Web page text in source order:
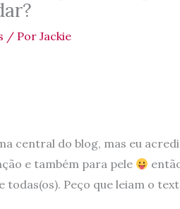
/ Por Jackie
central do blog, mas eu
e também para pele
Peço que leiam o